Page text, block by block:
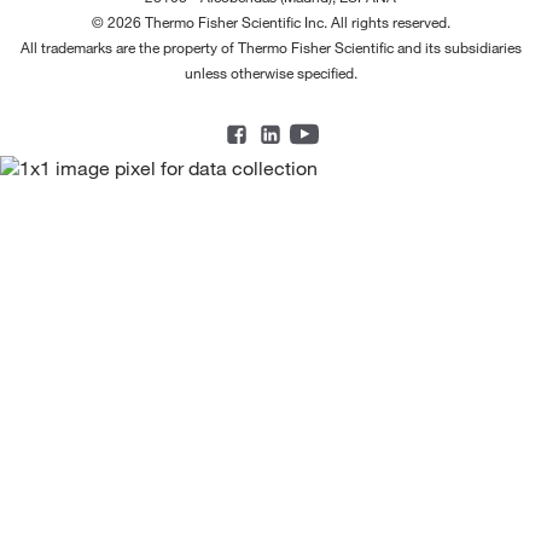
© 2026 Thermo Fisher Scientific Inc. All rights reserved.
All trademarks are the property of Thermo Fisher Scientific and its subsidiaries
unless otherwise specified.